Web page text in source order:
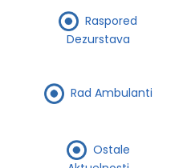
Raspored
Dezurstava
Rad Ambulanti
Ostale